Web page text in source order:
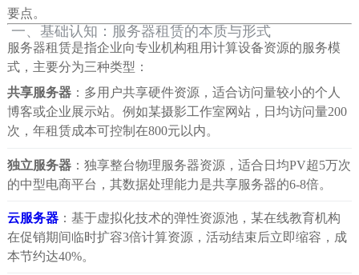
要点。
一、基础认知：服务器租赁的本质与形式
服务器租赁是指企业向专业机构租用计算设备资源的服务模
式，主要分为三种类型：
共享服务器：多用户共享硬件资源，适合访问量较小的个人
博客或企业展示站。例如某摄影工作室网站，日均访问量200
次，年租赁成本可控制在800元以内。
独立服务器：独享整台物理服务器资源，适合日均PV超5万次
的中型电商平台，其数据处理能力是共享服务器的6-8倍。
云服务器：基于虚拟化技术的弹性资源池，某在线教育机构
在促销期间临时扩容3倍计算资源，活动结束后立即缩容，成
本节约达40%。